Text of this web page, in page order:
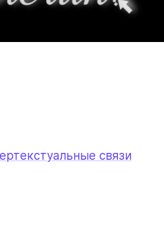
связи